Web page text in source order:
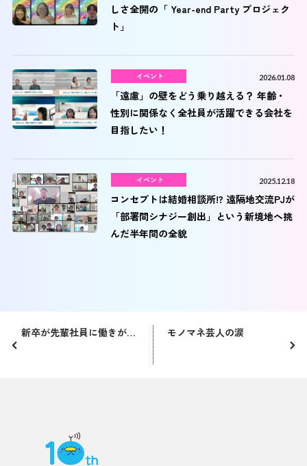
しさ全開の「 Year-end Party プロジェク
ト」
イベント 2026.01.08
「遠慮」の壁をどう乗り越える？ 年齢・
性別に関係なく全社員が活躍できる会社を
目指したい！
イベント 2025.12.18
コンセプトは結婚相談所!? 遠隔地交流PJが
「部署間シナジー創出」という新境地へ挑
んだ半年間の全貌
新卒が先輩社員に働きがいについてインタビューしてみました。（part２） モノマネ芸人の涙